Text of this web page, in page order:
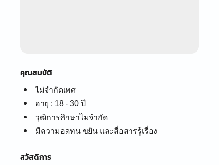
คุณสมบัติ
ไม่จำกัดเพศ
อายุ : 18 - 30 ปี
วุฒิการศึกษาไม่จำกัด
มีความอดทน ขยัน และสื่อสารรู้เรื่อง
สวัสดิการ